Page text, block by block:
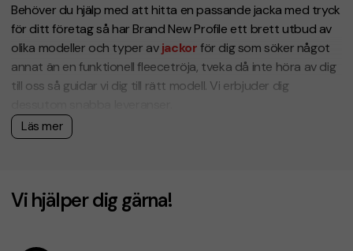
Behöver du hjälp med att hitta en passande jacka med tryck
för ditt företag så har Brand New Profile ett brett utbud av
olika modeller och typer avjackorför dig som söker något
annat än en funktionell fleecetröja, tveka då inte höra av dig
till oss så guidar vi dig till rätt modell. Vi erbjuder dig
Läs mer
Vi hjälper dig gärna!